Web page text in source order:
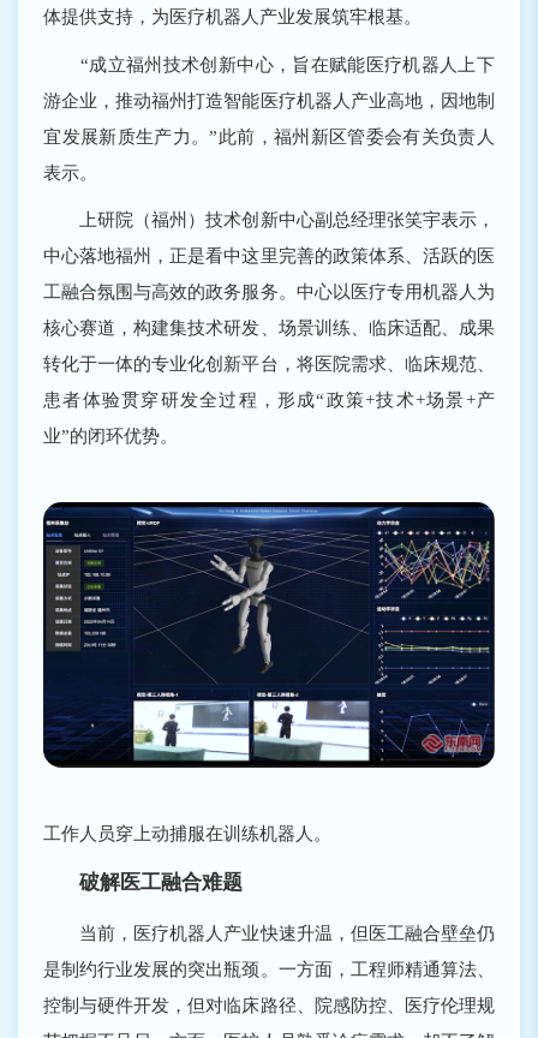
体提供支持，为医疗机器人产业发展筑牢根基。
“成立福州技术创新中心，旨在赋能医疗机器人上下
游企业，推动福州打造智能医疗机器人产业高地，因地制
宜发展新质生产力。”此前，福州新区管委会有关负责人
表示。
上研院（福州）技术创新中心副总经理张笑宇表示，
中心落地福州，正是看中这里完善的政策体系、活跃的医
工融合氛围与高效的政务服务。中心以医疗专用机器人为
核心赛道，构建集技术研发、场景训练、临床适配、成果
转化于一体的专业化创新平台，将医院需求、临床规范、
患者体验贯穿研发全过程，形成“政策+技术+场景+产
业”的闭环优势。
工作人员穿上动捕服在训练机器人。
破解医工融合难题
当前，医疗机器人产业快速升温，但医工融合壁垒仍
是制约行业发展的突出瓶颈。一方面，工程师精通算法、
控制与硬件开发，但对临床路径、院感防控、医疗伦理规